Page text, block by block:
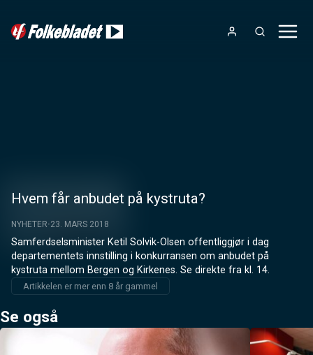
Hvem får anbudet på kystruta?
NYHETER 23. MARS 2018
Samferdselsminister Ketil Solvik-Olsen offentliggjør i dag
departementets innstilling i konkurransen om anbudet på
kystruta mellom Bergen og Kirkenes. Se direkte fra kl. 14.
Artikkelen er mer enn 8 år gammel
Se også